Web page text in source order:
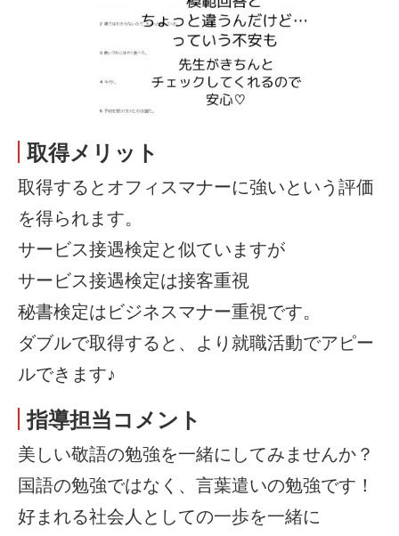
取得メリット
取得するとオフィスマナーに強いという評価
を得られます。
サービス接遇検定と似ていますが
サービス接遇検定は接客重視
秘書検定はビジネスマナー重視です。
ダブルで取得すると、より就職活動でアピー
ルできます♪
指導担当コメント
美しい敬語の勉強を一緒にしてみませんか？
国語の勉強ではなく、言葉遣いの勉強です！
好まれる社会人としての一歩を一緒に